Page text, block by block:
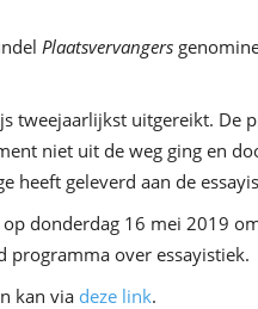
Plaatsvervangers
tweejaarlijkst uitgereikt. De
niet uit de weg ging en
heeft geleverd aan de
donderdag 16 mei 2019
programma over essayistiek.
kan via deze link.